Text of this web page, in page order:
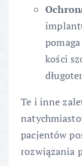
kości
Te i inne
pacjentów
rozwiązania